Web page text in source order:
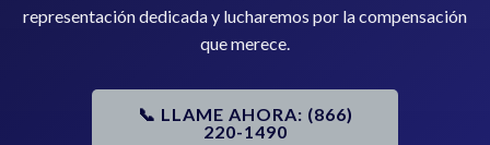
representación dedicada y lucharemos por la compensación
que merece.
📞 LLAME AHORA: (866)
220-1490